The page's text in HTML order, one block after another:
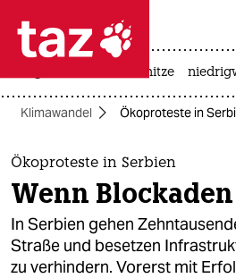
 taz zahl ich
taz zahl ich
themen
politik
öko
hitze
Klimawandel Ökoproteste in
Ökoproteste in Serbien
Wenn
In Serbien gehen
Straße und besetzen
zu verhindern. Vorerst mit